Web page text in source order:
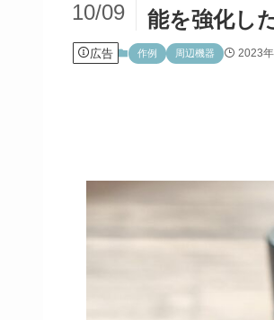
能を強化し
10/09
広告 作例 周辺機器 2023